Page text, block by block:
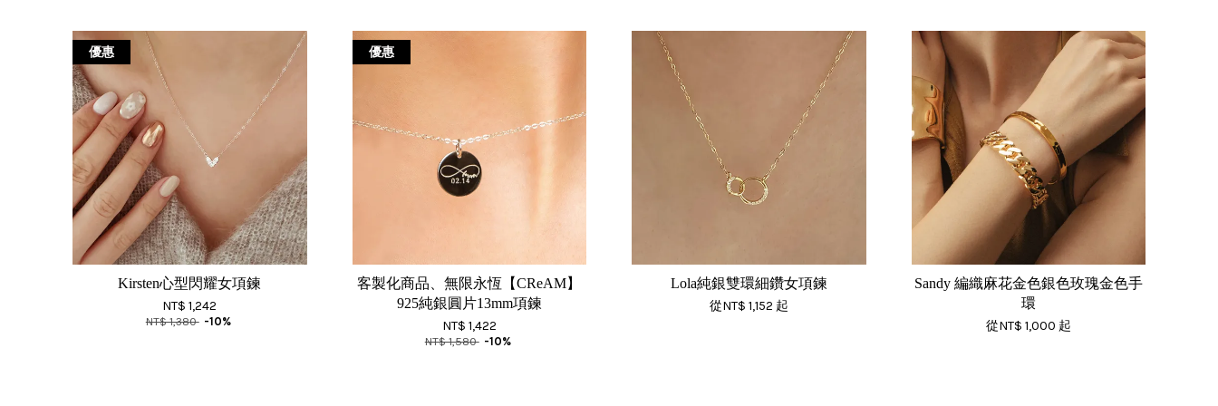
優惠
Kirsten心型閃耀女項鍊
NT$ 1,242
NT$ 1,380 -10%
優惠
客製化商品、無限永恆【CReAM】
925純銀圓片13mm項鍊
NT$ 1,422
NT$ 1,580 -10%
Lola純銀雙環細鑽女項鍊
從NT$ 1,152 起
Sandy 編織麻花金色銀色玫瑰金色手
環
從NT$ 1,000 起